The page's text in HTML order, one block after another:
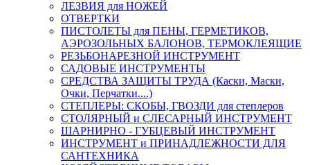
ЛЕЗВИЯ для НОЖЕЙ
ОТВЕРТКИ
ПИСТОЛЕТЫ для ПЕНЫ, ГЕРМЕТИКОВ,
АЭРОЗОЛЬНЫХ БАЛОНОВ, ТЕРМОКЛЕЯЩИЕ
РЕЗЬБОНАРЕЗНОЙ ИНСТРУМЕНТ
САДОВЫЕ ИНСТРУМЕНТЫ
СРЕДСТВА ЗАЩИТЫ ТРУДА (Каски, Маски,
Очки, Перчатки....)
СТЕПЛЕРЫ: СКОБЫ, ГВОЗДИ для степлеров
СТОЛЯРНЫЙ и СЛЕСАРНЫЙ ИНСТРУМЕНТ
ШАРНИРНО - ГУБЦЕВЫЙ ИНСТРУМЕНТ
ИНСТРУМЕНТ и ПРИНАДЛЕЖНОСТИ ДЛЯ
САНТЕХНИКА